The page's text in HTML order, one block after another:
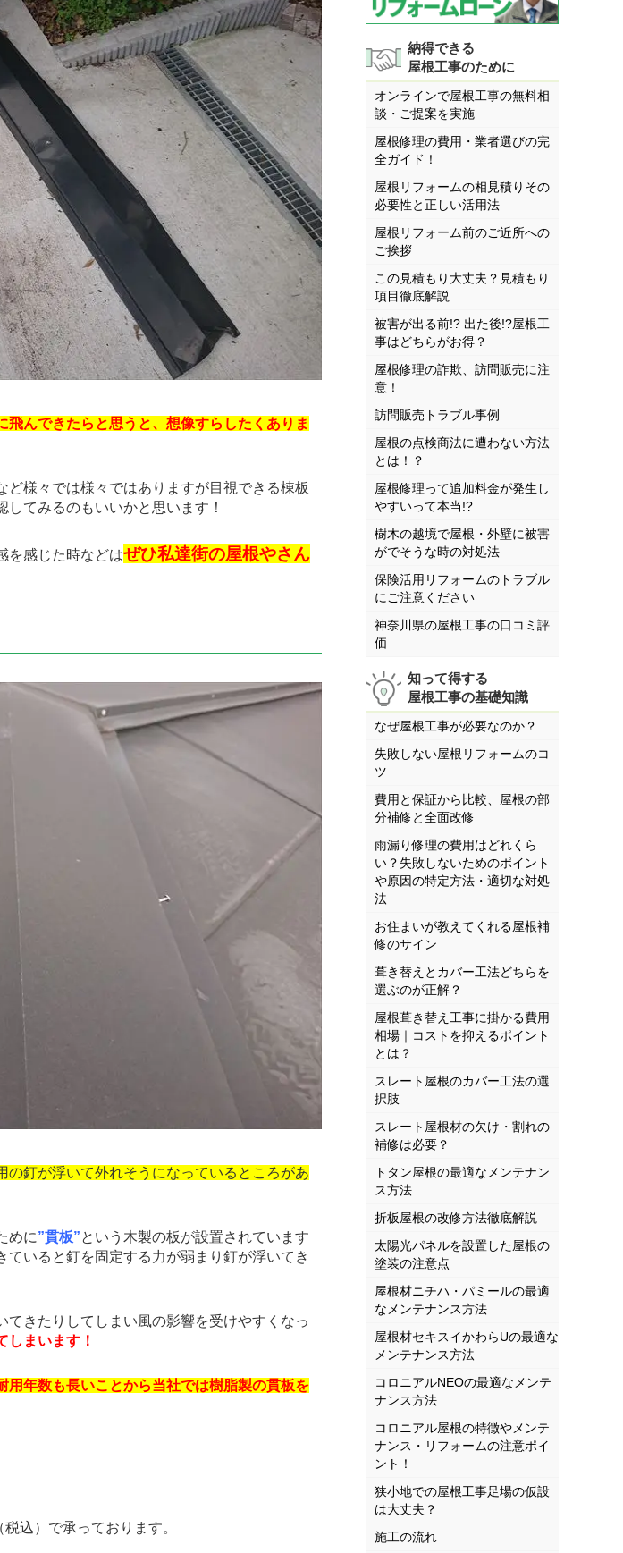
んできたらと思うと、想像すらしたくありま
様々では様々ではありますが目視できる棟板
てみるのもいいかと思います！
を感じた時などはぜひ私達街の屋根やさん
の釘が浮いて外れそうになっているところがあ
めに”貫板”という木製の板が設置されています
いると釘を固定する力が弱まり釘が浮いてき
きたりしてしまい風の影響を受けやすくなっ
しまいます！
用年数も長いことから当社では樹脂製の貫板を
込）で承っております。
納得できる
屋根工事のために
オンラインで屋根工事の無料相
談・ご提案を実施
屋根修理の費用・業者選びの完
全ガイド！
屋根リフォームの相見積りその
必要性と正しい活用法
屋根リフォーム前のご近所への
ご挨拶
この見積もり大丈夫？見積もり
項目徹底解説
被害が出る前!? 出た後!?屋根工
事はどちらがお得？
屋根修理の詐欺、訪問販売に注
意！
訪問販売トラブル事例
屋根の点検商法に遭わない方法
とは！？
屋根修理って追加料金が発生し
やすいって本当!?
樹木の越境で屋根・外壁に被害
がでそうな時の対処法
保険活用リフォームのトラブル
にご注意ください
神奈川県の屋根工事の口コミ評
価
知って得する
屋根工事の基礎知識
なぜ屋根工事が必要なのか？
失敗しない屋根リフォームのコ
ツ
費用と保証から比較、屋根の部
分補修と全面改修
雨漏り修理の費用はどれくら
い？失敗しないためのポイント
や原因の特定方法・適切な対処
法
お住まいが教えてくれる屋根補
修のサイン
葺き替えとカバー工法どちらを
選ぶのが正解？
屋根葺き替え工事に掛かる費用
相場｜コストを抑えるポイント
とは？
スレート屋根のカバー工法の選
択肢
スレート屋根材の欠け・割れの
補修は必要？
トタン屋根の最適なメンテナン
ス方法
折板屋根の改修方法徹底解説
太陽光パネルを設置した屋根の
塗装の注意点
屋根材ニチハ・パミールの最適
なメンテナンス方法
屋根材セキスイかわらUの最適な
メンテナンス方法
コロニアルNEOの最適なメンテ
ナンス方法
コロニアル屋根の特徴やメンテ
ナンス・リフォームの注意ポイ
ント！
狭小地での屋根工事足場の仮設
は大丈夫？
施工の流れ